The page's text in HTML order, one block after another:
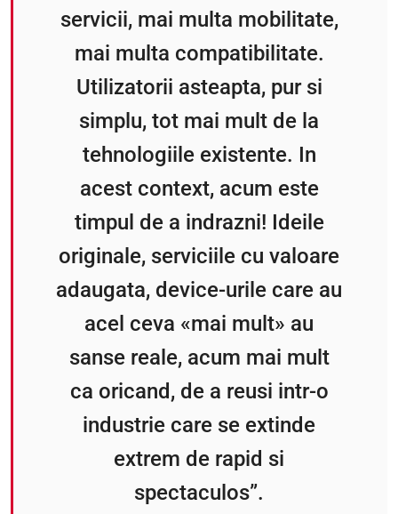
servicii, mai multa mobilitate,
mai multa compatibilitate.
Utilizatorii asteapta, pur si
simplu, tot mai mult de la
tehnologiile existente. In
acest context, acum este
timpul de a indrazni! Ideile
originale, serviciile cu valoare
adaugata, device-urile care au
acel ceva «mai mult» au
sanse reale, acum mai mult
ca oricand, de a reusi intr-o
industrie care se extinde
extrem de rapid si
spectaculos”.